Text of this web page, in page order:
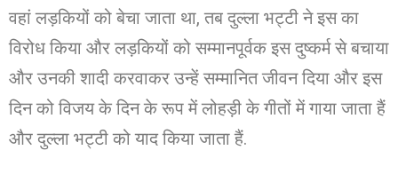
वहां लड़कियों को बेचा जाता था, तब दुल्ला भट्टी ने इस का
विरोध किया और लड़कियों को सम्मानपूर्वक इस दुष्कर्म से बचाया
और उनकी शादी करवाकर उन्हें सम्मानित जीवन दिया और इस
दिन को विजय के दिन के रूप में लोहड़ी के गीतों में गाया जाता हैं
और दुल्ला भट्टी को याद किया जाता हैं.